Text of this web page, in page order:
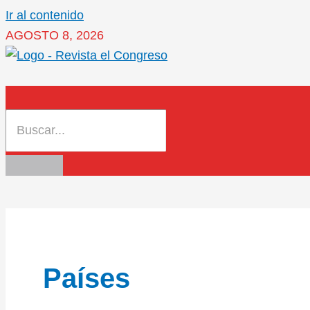
Ir al contenido
AGOSTO 8, 2026
Países